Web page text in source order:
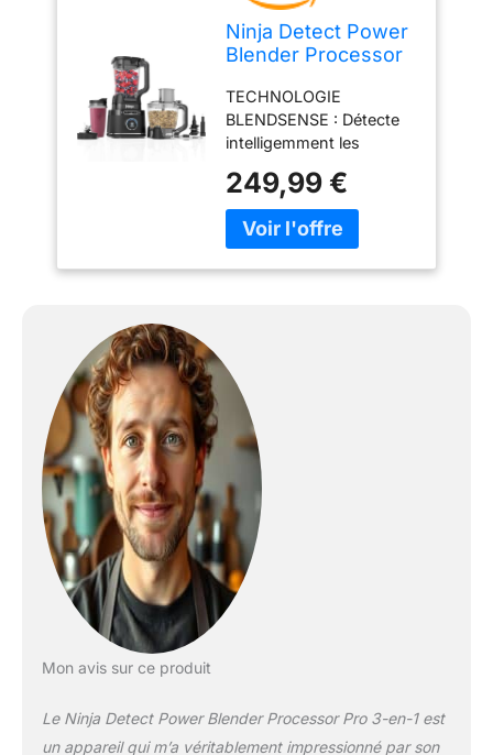
Ninja Detect Power
Blender Processor
1200W TB401EU
TECHNOLOGIE
BLENDSENSE : Détecte
intelligemment les
portions et la glace, puis
ajuste automatiquement
la vitesse, le temps et les
encombrant. Préparez du
café glacé pour vos
déplacements dans le
gobelet individuel.
Pétrissez de la pâte dans
le bol à mélanger ou des
cocktails dans le grand
récipient CADRAN DE
DÉTECTION : Le cadran
facile à lire vous permet
de contrôler entièrement
Comprend également un
minuteur et une
249,99 €
Mon avis sur ce produit
Le Ninja Detect Power Blender Processor Pro 3-en-1 est
un appareil qui m’a véritablement impressionné par son